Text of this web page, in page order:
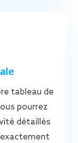
tableau de
pourrez
détaillés